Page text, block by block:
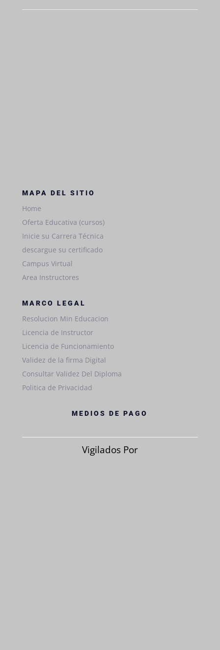
MAPA DEL SITIO
Home
Oferta Educativa (cursos)
Inicie su Carrera Técnica
descargue su certificado
Campus Virtual
Area Instructores
MARCO LEGAL
Resolucion Min Educacion
Licencia de Instructor
Licencia de Funcionamiento
Validez de la firma Digital
Consultar Validez Del Diploma
Politica de Privacidad
MEDIOS DE PAGO
Vigilados Por